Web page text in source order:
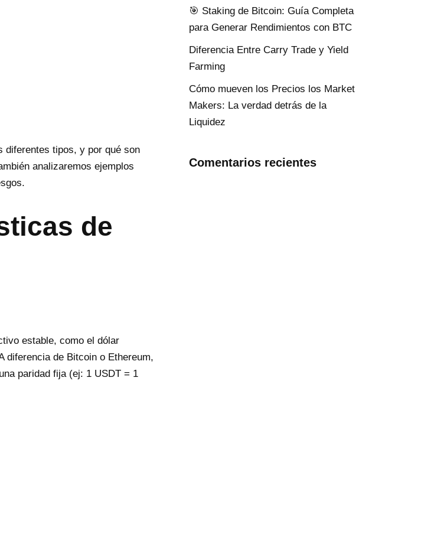
diferentes tipos, y por qué son
analizaremos ejemplos
de
estable, como el dólar
diferencia de Bitcoin o Ethereum,
paridad fija (ej: 1 USDT = 1
🎯 Staking de Bitcoin: Guía Completa
para Generar Rendimientos con BTC
Diferencia Entre Carry Trade y Yield
Farming
Cómo mueven los Precios los Market
Makers: La verdad detrás de la
Liquidez
Comentarios recientes